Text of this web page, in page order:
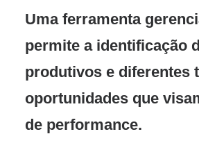
Uma ferramenta
permite a identificação
produtivos e diferentes
oportunidades que
de performance.